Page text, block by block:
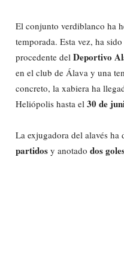
El conjunto verdiblanco ha
temporada. Esta vez, ha
procedente del Deportivo
en el club de Álava y una
concreto, la xabiera ha
Heliópolis hasta el 30 de
La exjugadora del alavés ha
partidos y anotado dos